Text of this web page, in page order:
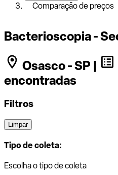
Comparação de preços
Bacterioscopia -
Osasco - SP |
encontradas
Filtros
Limpar
Tipo de coleta:
Escolha o tipo de coleta